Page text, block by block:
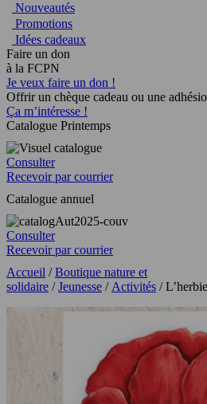
Nouveautés
Promotions
Idées cadeaux
Faire un don
à la FCPN
Je veux faire un don !
Offrir un chèque cadeau ou une
Ça m’intéresse !
Catalogue Printemps
Consulter
Recevoir par courrier
Catalogue annuel
Consulter
Recevoir par courrier
Accueil /Boutique nature et
solidaire /Jeunesse / Activités /